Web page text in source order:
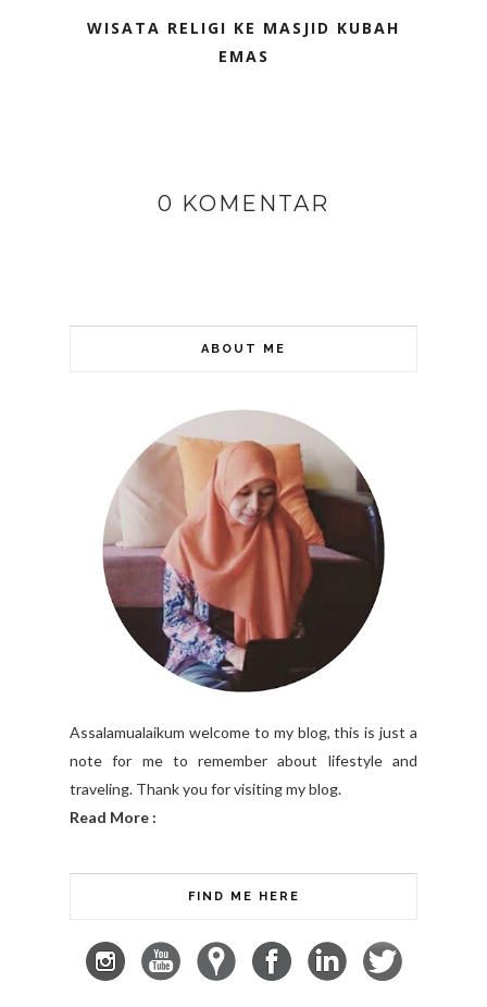
WISATA RELIGI KE MASJID KUBAH
EMAS
0 KOMENTAR
ABOUT ME
Assalamualaikum welcome to my blog, this is just a
note for me to remember about lifestyle and
traveling. Thank you for visiting my blog.
Read More :
FIND ME HERE